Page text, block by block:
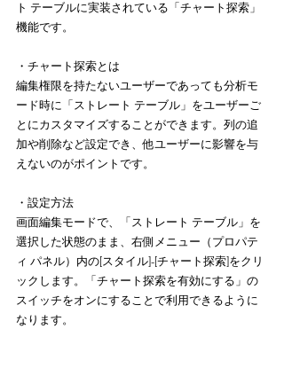
ト テーブルに実装されている「チャート探索」
機能です。
・チャート探索とは
編集権限を持たないユーザーであっても分析モ
ード時に「ストレート テーブル」をユーザーご
とにカスタマイズすることができます。列の追
加や削除など設定でき、他ユーザーに影響を与
えないのがポイントです。
・設定方法
画面編集モードで、「ストレート テーブル」を
選択した状態のまま、右側メニュー（プロパテ
ィ パネル）内の[スタイル]-[チャート探索]をクリ
ックします。「チャート探索を有効にする」の
スイッチをオンにすることで利用できるように
なります。